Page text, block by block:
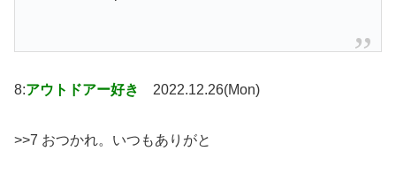
8:アウトドアー好き 2022.12.26(Mon)
>>7 おつかれ。いつもありがと